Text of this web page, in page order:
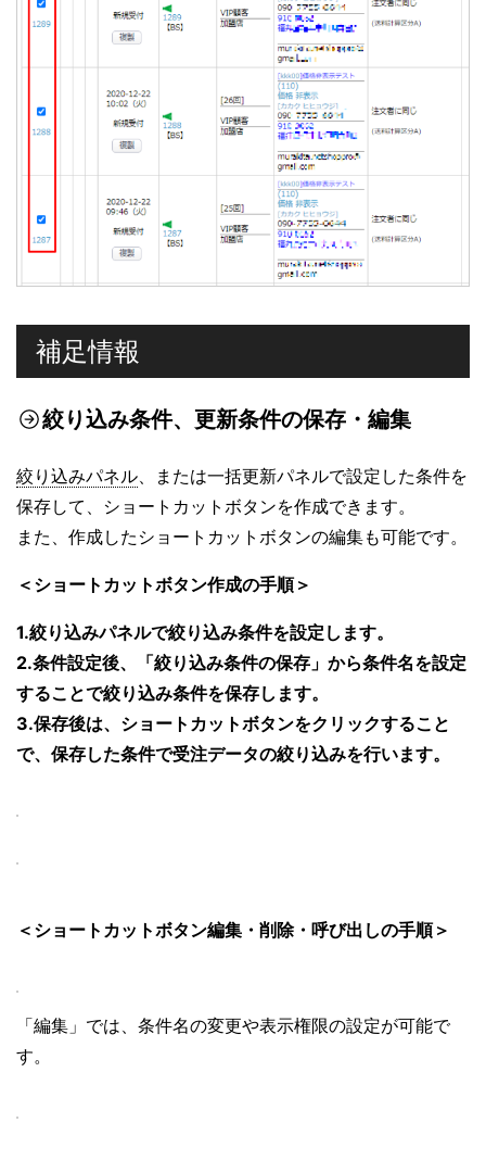
補足情報
絞り込み条件、更新条件の保存・編集
絞り込みパネル 、または一括更新パネルで設定した条件を
保存して、ショートカットボタンを作成できます。
また、作成したショートカットボタンの編集も可能です。
＜ショートカットボタン作成の手順＞
1.絞り込みパネルで絞り込み条件を設定します。
2.条件設定後、「絞り込み条件の保存」から条件名を設定
することで絞り込み条件を保存します。
3.保存後は、ショートカットボタンをクリックすること
で、保存した条件で受注データの絞り込みを行います。
＜ショートカットボタン編集・削除・呼び出しの手順＞
「編集」では、条件名の変更や表示権限の設定が可能で
す。